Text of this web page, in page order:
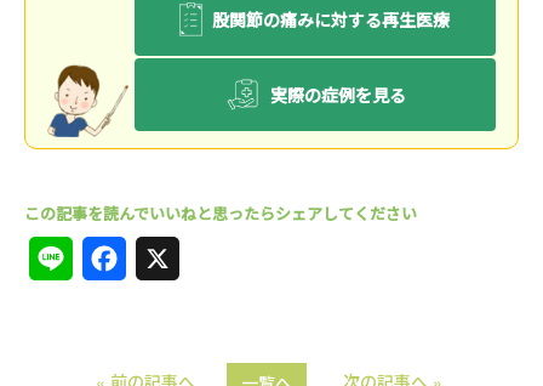
股関節の痛みに対する再生医療
実際の症例を見る
« 前の記事へ 次の記事へ »